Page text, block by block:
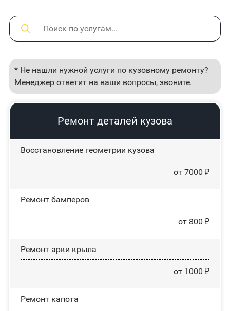
* Не нашли нужной услуги по кузовному ремонту?
Менеджер ответит на ваши вопросы, звоните.
Ремонт деталей кузова
Восстановление геометрии кузова
от 7000 ₽
Ремонт бамперов
от 800 ₽
Ремонт арки крыла
от 1000 ₽
Ремонт капота